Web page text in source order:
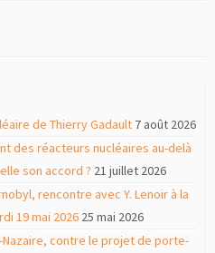
de Thierry Gadault 7 août 2026
des réacteurs nucléaires au-delà
son accord ? 21 juillet 2026
rencontre avec Y. Lenoir à la
19 mai 2026 25 mai 2026
Nazaire, contre le projet de porte-